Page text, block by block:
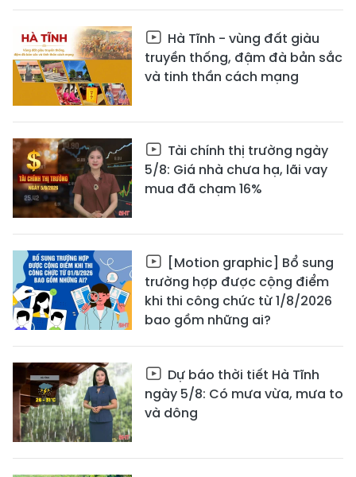
Hà Tĩnh - vùng đất giàu
truyền thống, đậm đà bản sắc
và tinh thần cách mạng
Tài chính thị trường ngày
5/8: Giá nhà chưa hạ, lãi vay
mua đã chạm 16%
[Motion graphic] Bổ sung
trường hợp được cộng điểm
khi thi công chức từ 1/8/2026
bao gồm những ai?
Dự báo thời tiết Hà Tĩnh
ngày 5/8: Có mưa vừa, mưa to
và dông